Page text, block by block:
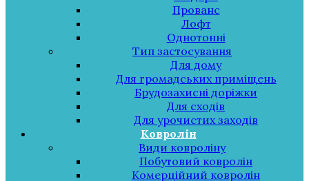
Прованс
Лофт
Однотонні
Тип застосування
Для дому
Для громадських приміщень
Брудозахисні доріжки
Для сходів
Для урочистих заходів
Ковролін
Види ковроліну
Побутовий ковролін
Комерційний ковролін